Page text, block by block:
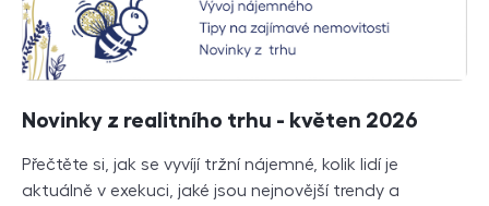
Novinky z realitního trhu - květen 2026
Přečtěte si, jak se vyvíjí tržní nájemné, kolik lidí je
aktuálně v exekuci, jaké jsou nejnovější trendy a